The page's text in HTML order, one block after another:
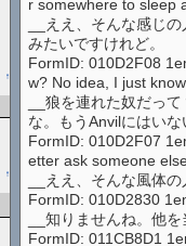
r somewhere to sleep
__ええ、そんな感じ
みたいですけれど。
FormID: 010D2F08
w? No idea, I just
__狼を連れた奴だっ
な。もうAnvilにはいな
FormID: 010D2F07
etter ask someone
__ええ、そんな風体
FormID: 010D2830
__知りませんね。他を
FormID: 011CB8D1
↑
↑